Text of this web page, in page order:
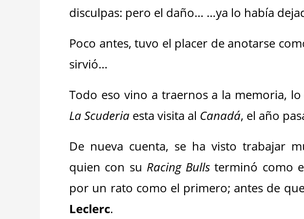
disculpas: pero el daño… …ya lo había
Poco antes, tuvo el placer de anotarse
sirvió…
Todo eso vino a traernos a la memoria,
La Scuderia esta visita al Canadá, el año
De nueva cuenta, se ha visto trabajar
quien con su Racing Bulls terminó como
por un rato como el primero; antes de
Leclerc.